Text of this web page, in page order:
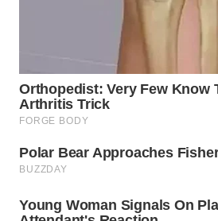
WN
BEKASI
WN
BOGOR
WN